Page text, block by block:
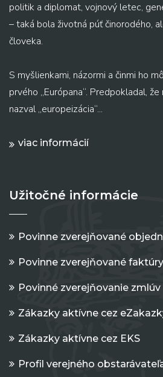
politik a diplomat, vojnový letec,
– taká bola životná púť činorodého,
človeka.
S myšlienkami, názormi a činmi ho
prvého „Európana“. Predpokladal,
nazval „europeizácia“...
viac informácií
Užitočné informácie
Povinne zverejňované
Povinne zverejňované faktúry
Povinné zverejňovanie zmlúv
Zákazky aktívne cez
Zákazky aktívne cez EKS
Profil verejného